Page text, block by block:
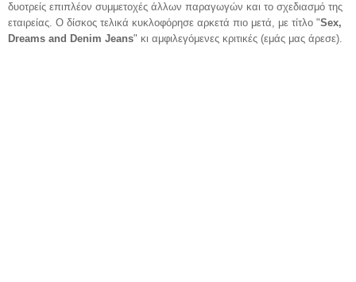
δυοτρείς επιπλέον συμμετοχές άλλων παραγωγών και το σχεδιασμό της
εταιρείας. Ο δίσκος τελικά κυκλοφόρησε αρκετά πιο μετά, με τίτλο "Sex,
Dreams and Denim Jeans" κι αμφιλεγόμενες κριτικές (εμάς μας άρεσε).